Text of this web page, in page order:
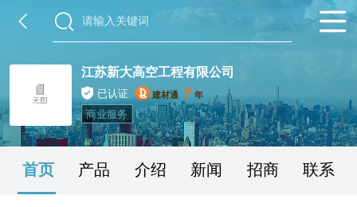
江苏新大高空工程有限公司
已认证 建材通 7 年
商业服务
首页 产品 介绍 新闻 招商 联系